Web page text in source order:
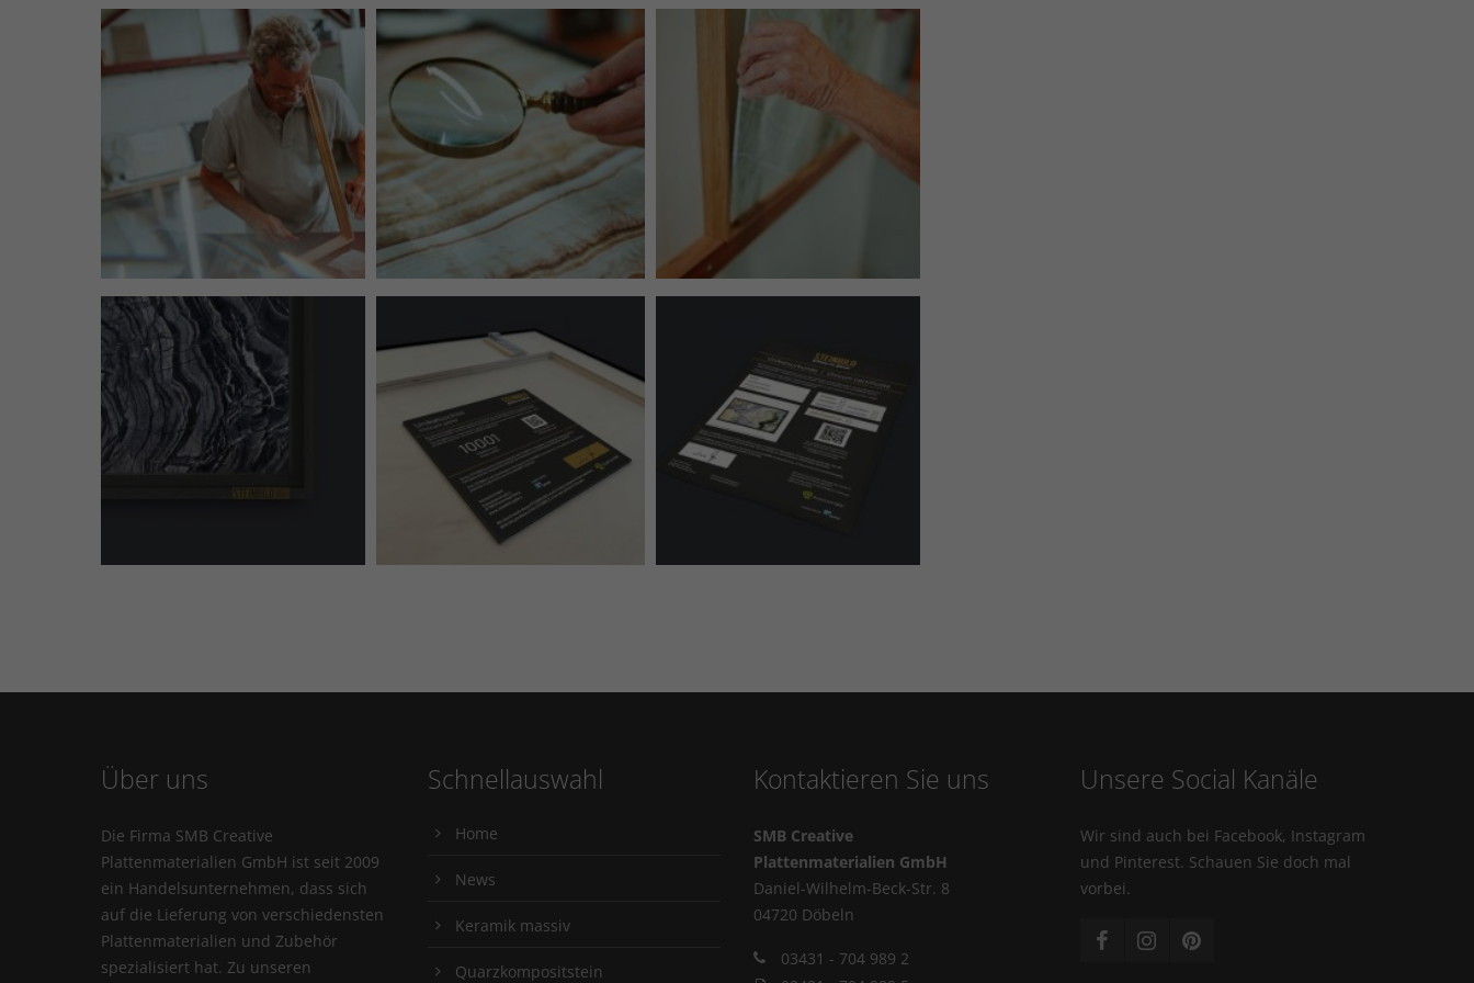
Über uns
Die Firma SMB Creative
Plattenmaterialien GmbH ist seit 2009
ein Handelsunternehmen, dass sich
auf die Lieferung von verschiedensten
Plattenmaterialien und Zubehör
spezialisiert hat. Zu unseren
Schnellauswahl
Home
News
Keramik massiv
Quarzkompositstein
Kontaktieren Sie uns
SMB Creative
Plattenmaterialien GmbH
Daniel-Wilhelm-Beck-Str. 8
04720 Döbeln
03431 - 704 989 2
Unsere Social Kanäle
Wir sind auch bei Facebook, Instagram
und Pinterest. Schauen Sie doch mal
vorbei.